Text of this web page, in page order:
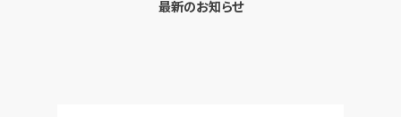
最新のお知らせ